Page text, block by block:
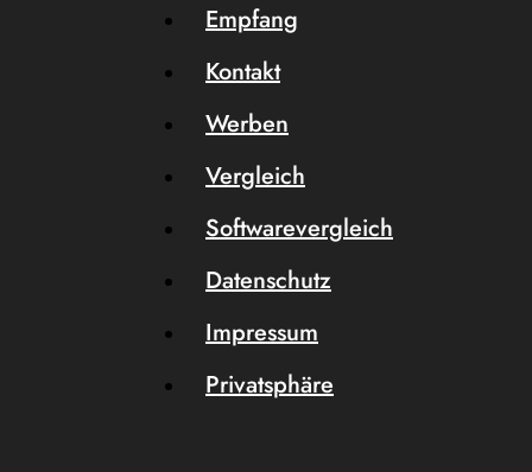
Empfang
Kontakt
Werben
Vergleich
Softwarevergleich
Datenschutz
Impressum
Privatsphäre